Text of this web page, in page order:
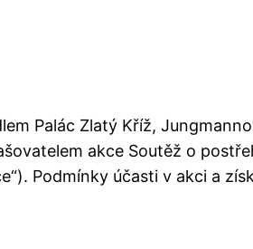
Palác Zlatý Kříž,
akce Soutěž o
Podmínky účasti v akci a